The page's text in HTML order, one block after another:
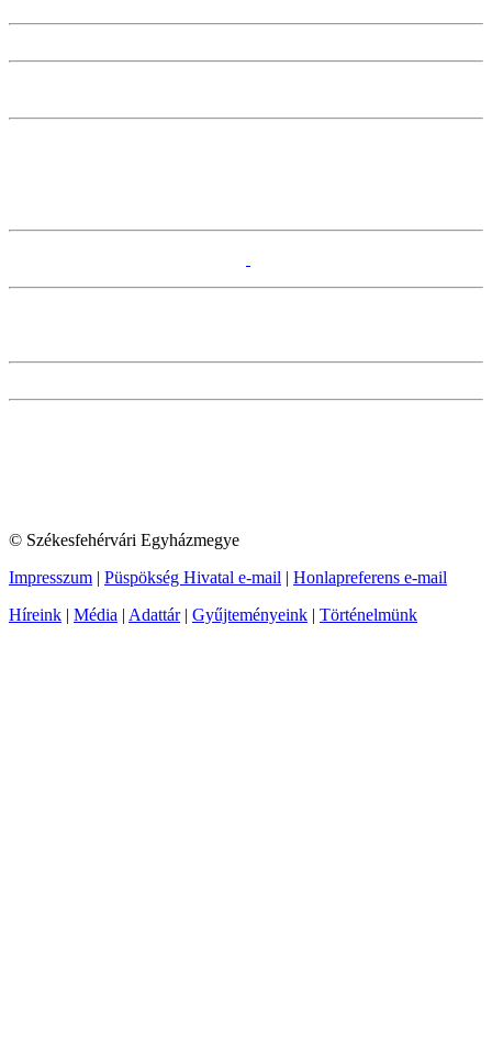
© Székesfehérvári Egyházmegye
Impresszum | Püspökség Hivatal e-mail | Honlapreferens e-mail
Híreink | Média | Adattár| Gyűjteményeink | Történelmünk